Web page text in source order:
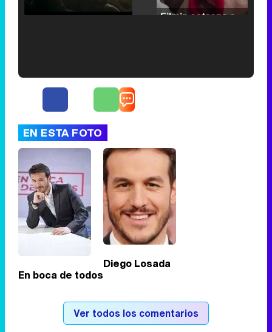
Unmute /
EN ESTA FOTO
En boca de todos
Diego Losada
Ver todos los comentarios